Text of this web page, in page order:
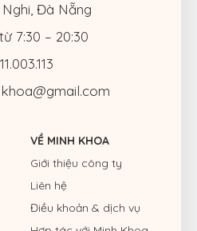
Đà Nẵng
7:30 – 20:30
VỀ MINH KHOA
Giới thiệu công ty
Liên hệ
Điều khoản & dịch vụ